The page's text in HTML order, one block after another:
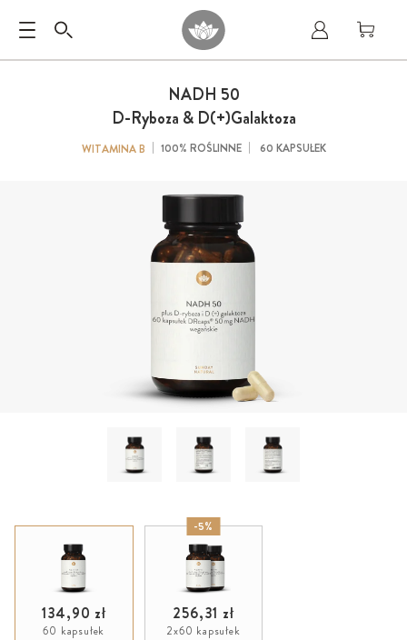
NADH 50
D-Ryboza & D(+)Galaktoza
WITAMINA B 100% ROŚLINNE 60 KAPSUŁEK
134,90 zł
60 kapsułek
-5%
256,31 zł
2x60 kapsułek